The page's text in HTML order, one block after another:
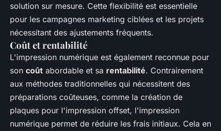
solution sur mesure. Cette flexibilité est essentielle
pour les campagnes marketing ciblées et les projets
nécessitant des ajustements fréquents.
Coût et rentabilité
L'impression numérique est également reconnue pour
son coût abordable et sa rentabilité. Contrairement
aux méthodes traditionnelles qui nécessitent des
préparations coûteuses, comme la création de
plaques pour l'impression offset, l'impression
numérique permet de réduire les frais initiaux. Cela en